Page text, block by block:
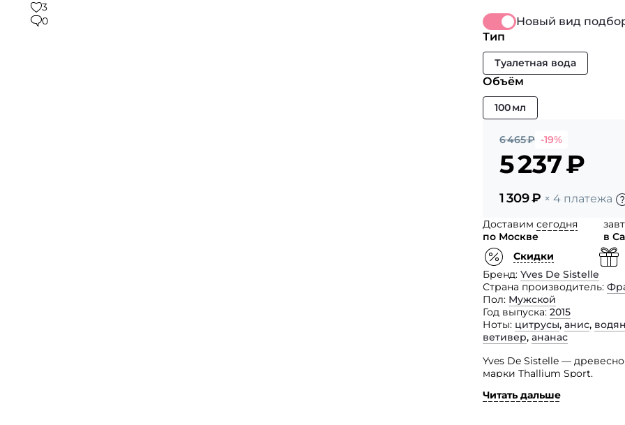
3
0
Новый вид
Тип
Туалетная вода
Объём
100 мл
6 465₽ -19%
5 237₽
1 309₽ × 4 платежа
Доставим сегодня
по Москве
в
Скидки
Бренд Yves De Sistelle
Страна производитель
Пол Мужской
Год выпуска 2015
Ноты цитрусы, анис,
ветивер, ананас
Yves De Sistelle —
марки Thallium Sport.
Этот превосходный
Читать дальше